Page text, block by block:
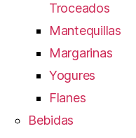
Troceados
Mantequillas
Margarinas
Yogures
Flanes
Bebidas